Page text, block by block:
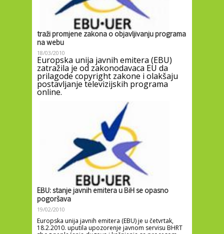
traži promjene zakona o objavljivanju programa
na webu
18/03/2010
Europska unija javnih emitera (EBU)
zatražila je od zakonodavaca EU da
prilagode copyright zakone i olakšaju
postavljanje televizijskih programa
online.
EBU: stanje javnih emitera u BiH se opasno
pogoršava
19/02/2010
Europska unija javnih emitera (EBU) je u četvrtak,
18.2.2010. uputila upozorenje javnom servisu BHRT